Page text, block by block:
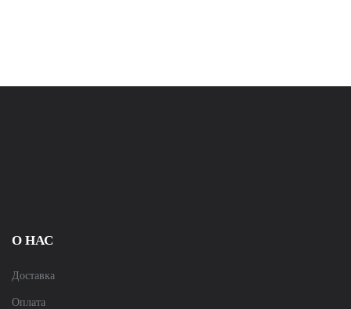
О НАС
Доставка
Оплата